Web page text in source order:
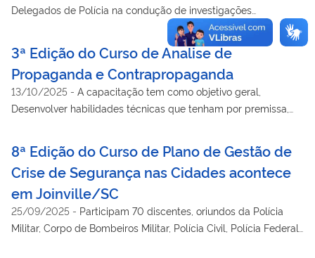
Delegados de Polícia na condução de investigações
complexas voltadas ao enfrentamento do crime organizado,
com base em técnicas avançadas, metodologias
especializadas e tecnologias de ponta.
3ª Edição do Curso de Analise de
Propaganda e Contrapropaganda
13/10/2025 - A capacitação tem como objetivo geral,
Desenvolver habilidades técnicas que tenham por premissa,
ainda, rebater e neutralizar a propaganda adversa, podendo a
ela se antecipar.
8ª Edição do Curso de Plano de Gestão de
Crise de Segurança nas Cidades acontece
em Joinville/SC
25/09/2025 - Participam 70 discentes, oriundos da Polícia
Militar, Corpo de Bombeiros Militar, Polícia Civil, Polícia Federal,